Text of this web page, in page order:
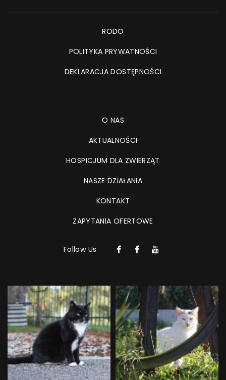
RODO
POLITYKA PRYWATNOŚCI
DEKLARACJA DOSTĘPNOŚCI
O NAS
AKTUALNOŚCI
HOSPICJUM DLA ZWIERZĄT
NASZE DZIAŁANIA
KONTAKT
ZAPYTANIA OFERTOWE
Follow Us